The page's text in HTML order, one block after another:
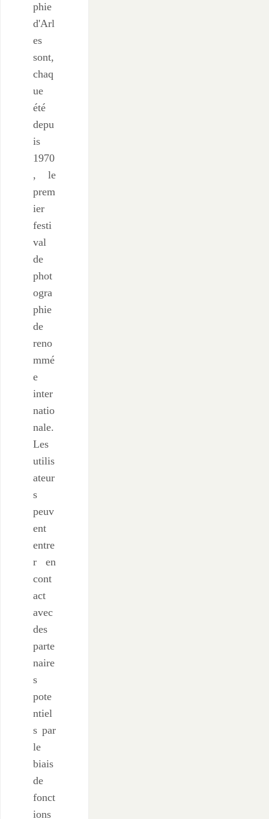
phie
d'Arl
es
sont,
chaq
ue
été
depu
is
1970
, le
prem
ier
festi
val
de
phot
ogra
phie
de
reno
mmé
e
inter
natio
nale.
Les
utilis
ateur
s
peuv
ent
entre
r en
cont
act
avec
des
parte
naire
s
pote
ntiel
s par
le
biais
de
fonct
ions